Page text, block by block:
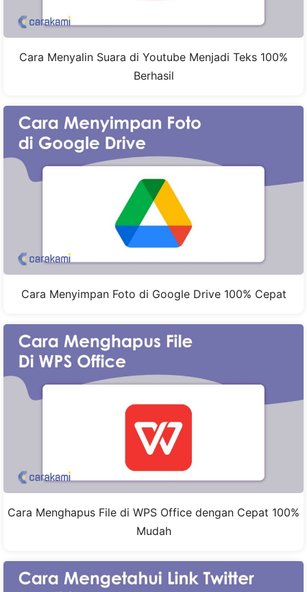
Cara Menyalin Suara di Youtube Menjadi Teks 100%
Berhasil
Cara Menyimpan Foto di Google Drive 100% Cepat
Cara Menghapus File di WPS Office dengan Cepat 100%
Mudah